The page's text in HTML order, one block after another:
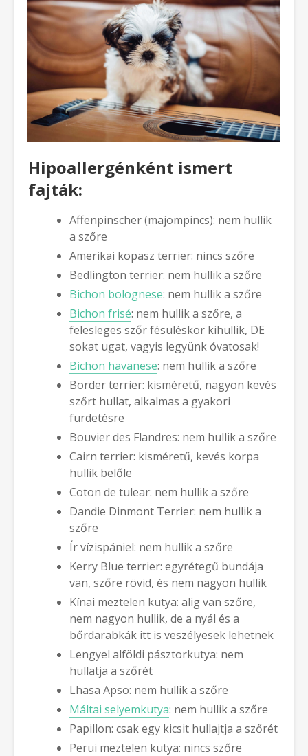
Hipoallergénként ismert
fajták:
Affenpinscher (majompincs): nem hullik
a szőre
Amerikai kopasz terrier: nincs szőre
Bedlington terrier: nem hullik a szőre
Bichon bolognese: nem hullik a szőre
Bichon frisé: nem hullik a szőre, a
felesleges szőr fésüléskor kihullik, DE
sokat ugat, vagyis legyünk óvatosak!
Bichon havanese: nem hullik a szőre
Border terrier: kisméretű, nagyon kevés
szőrt hullat, alkalmas a gyakori
fürdetésre
Bouvier des Flandres: nem hullik a szőre
Cairn terrier: kisméretű, kevés korpa
hullik belőle
Coton de tulear: nem hullik a szőre
Dandie Dinmont Terrier: nem hullik a
szőre
Ír vízispániel: nem hullik a szőre
Kerry Blue terrier: egyrétegű bundája
van, szőre rövid, és nem nagyon hullik
Kínai meztelen kutya: alig van szőre,
nem nagyon hullik, de a nyál és a
bőrdarabkák itt is veszélyesek lehetnek
Lengyel alföldi pásztorkutya: nem
hullatja a szőrét
Lhasa Apso: nem hullik a szőre
Máltai selyemkutya: nem hullik a szőre
Papillon: csak egy kicsit hullajtja a szőrét
Perui meztelen kutya: nincs szőre